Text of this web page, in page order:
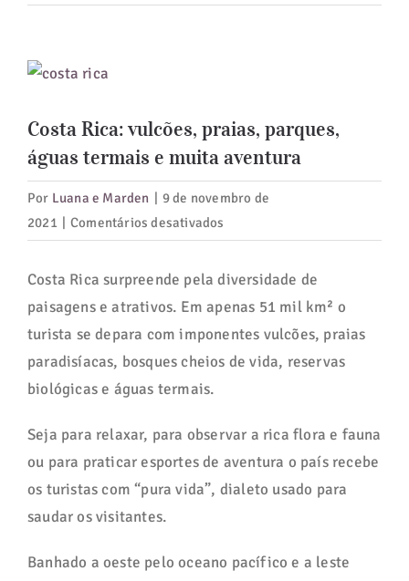
View
Image
Costa Rica: vulcões, praias, parques,
águas termais e muita aventura
Por Luana e Marden | 9 de novembro de
2021 | Comentários desativados
Costa
Rica:
parques,
águas
muita
aventura
Costa Rica surpreende pela diversidade de
paisagens e atrativos. Em apenas 51 mil km² o
turista se depara com imponentes vulcões, praias
paradisíacas, bosques cheios de vida, reservas
biológicas e águas termais.
Seja para relaxar, para observar a rica flora e fauna
ou para praticar esportes de aventura o país recebe
os turistas com “pura vida”, dialeto usado para
saudar os visitantes.
Banhado a oeste pelo oceano pacífico e a leste